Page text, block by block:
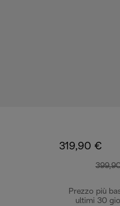
319,90 €
Prezzo più
ultimi 30